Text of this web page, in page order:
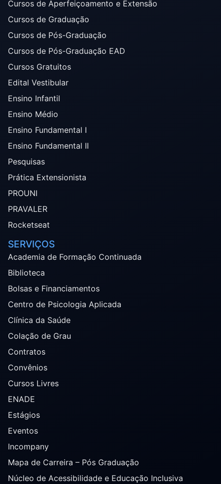
Cursos de Aperfeiçoamento e Extensão
Cursos de Graduação
Cursos de Pós-Graduação
Cursos de Pós-Graduação EAD
Cursos Gratuitos
Edital Vestibular
Ensino Infantil
Ensino Médio
Ensino Fundamental I
Ensino Fundamental II
Pesquisas
Prática Extensionista
PROUNI
PRAVALER
Rocketseat
SERVIÇOS
Academia de Formação Continuada
Biblioteca
Bolsas e Financiamentos
Centro de Psicologia Aplicada
Clínica da Saúde
Colação de Grau
Contratos
Convênios
Cursos Livres
ENADE
Estágios
Eventos
Incompany
Mapa de Carreira – Pós Graduação
Núcleo de Acessibilidade e Educação Inclusiva